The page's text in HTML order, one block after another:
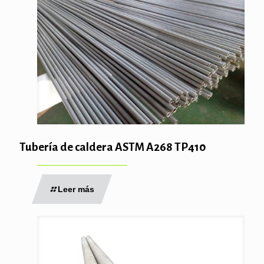
Tubería de caldera ASTM A268 TP410
Leer más